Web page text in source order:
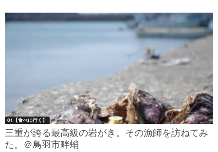
01【食べに行く】
三重が誇る最高級の岩がき。その漁師を訪ねてみ
た。＠鳥羽市畔蛸